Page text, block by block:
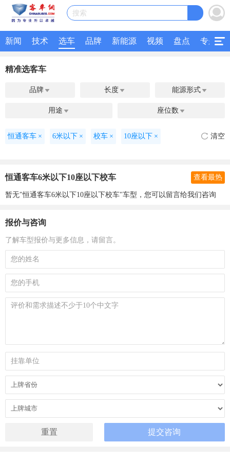
搜索
新闻 技术 选车 品牌 新能源 视频 盘点 专题
精准选客车
品牌  长度  能源形式 
用途  座位数 
恒通客车 × 6米以下 × 校车 × 10座以下 × 清空
恒通客车6米以下10座以下校车 查看最热
暂无"恒通客车6米以下10座以下校车"车型，您可以留言给我们咨询
报价与咨询
了解车型报价与更多信息，请留言。